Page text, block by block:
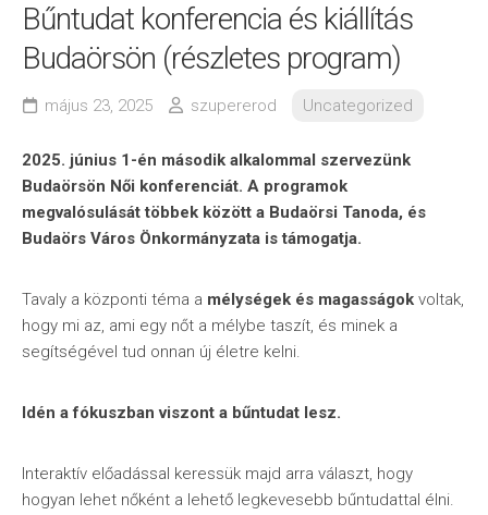
Bűntudat konferencia és kiállítás
Budaörsön (részletes program)
május 23, 2025 szupererod Uncategorized
2025. június 1-én második alkalommal szervezünk
Budaörsön Női konferenciát. A programok
megvalósulását többek között a Budaörsi Tanoda, és
Budaörs Város Önkormányzata is támogatja.
Tavaly a központi téma a mélységek és magasságok voltak,
hogy mi az, ami egy nőt a mélybe taszít, és minek a
segítségével tud onnan új életre kelni.
Idén a fókuszban viszont a bűntudat lesz.
Interaktív előadással keressük majd arra választ, hogy
hogyan lehet nőként a lehető legkevesebb bűntudattal élni.